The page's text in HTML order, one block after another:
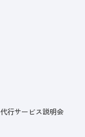
行サービス説明会